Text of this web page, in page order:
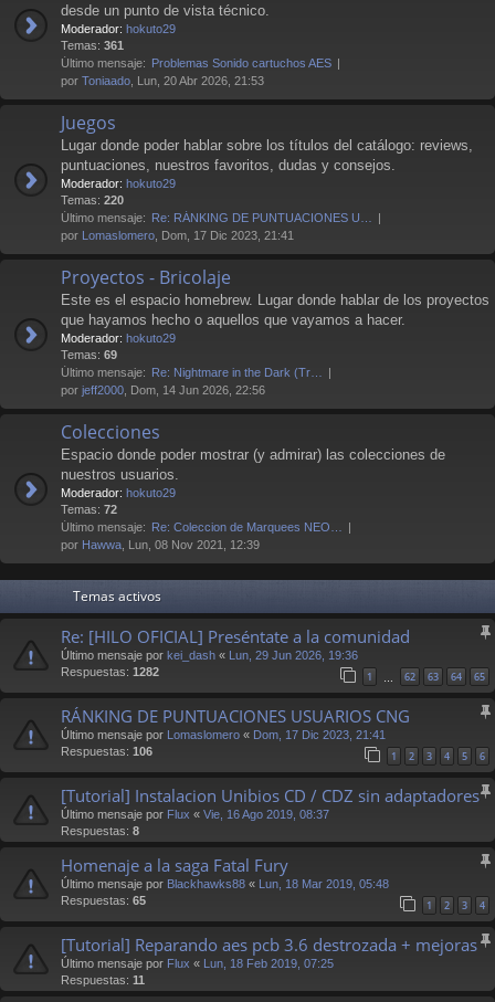
desde un punto de vista técnico.
Moderador: hokuto29
Temas: 361
Último mensaje: Problemas Sonido cartuchos AES
por Toniaado , Lun, 20 Abr 2026, 21:53
Juegos
Lugar donde poder hablar sobre los títulos del catálogo: reviews,
puntuaciones, nuestros favoritos, dudas y consejos.
Moderador: hokuto29
Temas: 220
Último mensaje: Re: RÁNKING DE PUNTUACIONES U…
por Lomaslomero , Dom, 17 Dic 2023, 21:41
Proyectos - Bricolaje
Este es el espacio homebrew. Lugar donde hablar de los proyectos
que hayamos hecho o aquellos que vayamos a hacer.
Moderador: hokuto29
Temas: 69
Último mensaje: Re: Nightmare in the Dark (Tr…
por jeff2000 , Dom, 14 Jun 2026, 22:56
Colecciones
Espacio donde poder mostrar (y admirar) las colecciones de
nuestros usuarios.
Moderador: hokuto29
Temas: 72
Último mensaje: Re: Coleccion de Marquees NEO…
por Hawwa , Lun, 08 Nov 2021, 12:39
Temas activos
Re: [HILO OFICIAL] Preséntate a la comunidad
Último mensaje por kei_dash « Lun, 29 Jun 2026, 19:36
Respuestas: 1282 1 … 62 63 64 65
RÁNKING DE PUNTUACIONES USUARIOS CNG
Último mensaje por Lomaslomero « Dom, 17 Dic 2023, 21:41
Respuestas: 106 1 2 3 4 5 6
[Tutorial] Instalacion Unibios CD / CDZ sin adaptadores
Último mensaje por Flux « Vie, 16 Ago 2019, 08:37
Respuestas: 8
Homenaje a la saga Fatal Fury
Último mensaje por Blackhawks88 « Lun, 18 Mar 2019, 05:48
Respuestas: 65 1 2 3 4
[Tutorial] Reparando aes pcb 3.6 destrozada + mejoras
Último mensaje por Flux «
Lun, 18 Feb 2019, 07:25
Respuestas: 11